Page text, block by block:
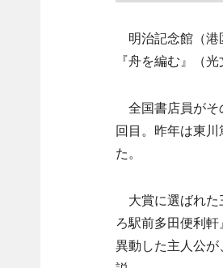
明治記念館（港
『舟を編む』（
全国書店員がそ
回目。昨年は東
た。
大賞に選ばれた
ろ駅前多田便利
異動した主人公